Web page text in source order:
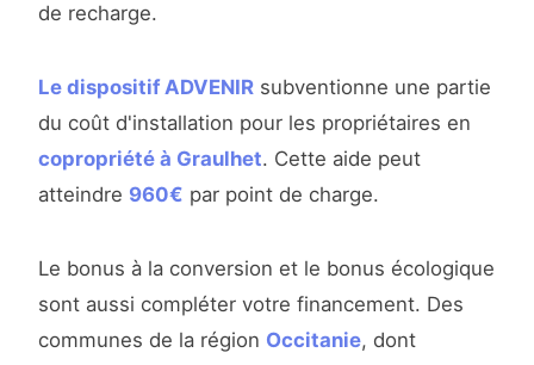
de recharge.
Le dispositif ADVENIR subventionne une partie
du coût d'installation pour les propriétaires en
copropriété à Graulhet. Cette aide peut
atteindre 960€ par point de charge.
Le bonus à la conversion et le bonus écologique
sont aussi compléter votre financement. Des
communes de la région Occitanie, dont